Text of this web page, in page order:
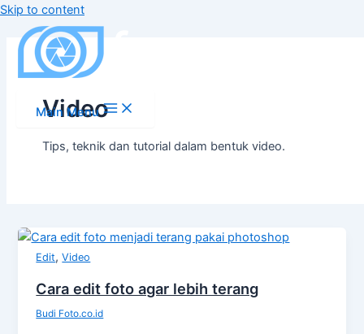
Skip to content
Main Menu
Video
Tips, teknik dan tutorial dalam bentuk video.
Edit,Video
Cara edit foto agar lebih terang
Budi Foto.co.id